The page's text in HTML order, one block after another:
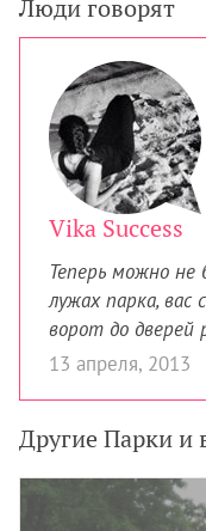
Люди говорят
Vika Success
Теперь можно
лужах парка,
ворот до дверей
13 апреля, 2013
Другие Парки и